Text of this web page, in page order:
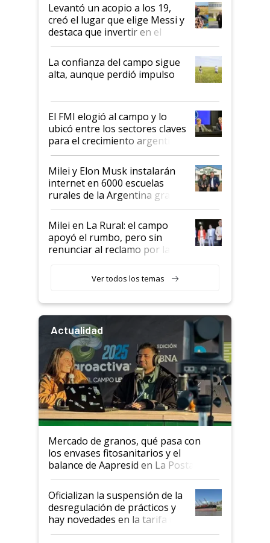
Levantó un acopio a los 19,
creó el lugar que elige Messi y
destaca que invertir en el
kirchnerismo era como "darle
plata a un hijo para droga":
Juan Félix Rossetti, el libertario
que de una dura crisis salió
de Milei
La confianza del campo sigue
alta, aunque perdió impulso
El FMI elogió al campo y lo
ubicó entre los sectores claves
para el crecimiento argentino
Milei y Elon Musk instalarán
internet en 6000 escuelas
rurales de la Argentina gracias
a un acuerdo con Starlink
Milei en La Rural: el campo
apoyó el rumbo, pero sin
renunciar al reclamo por las
Ver todos los temas
Actualidad
Mercado de granos, qué pasa con
los envases fitosanitarios y el
balance de Aapresid en La Posta
Oficializan la suspensión de la
desregulación de prácticos y
hay novedades en la tarifa de
la hidrovía